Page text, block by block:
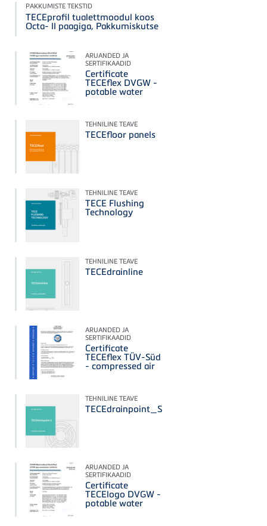
PAKKUMISTE TEKSTID
TECEprofil tualettmoodul koos
Octa- II paagiga, Pakkumiskutse
ARUANDED JA
SERTIFIKAADID
Certificate
TECEflex DVGW -
potable water
TEHNILINE TEAVE
TECEfloor panels
TEHNILINE TEAVE
TECE Flushing
Technology
TEHNILINE TEAVE
TECEdrainline
ARUANDED JA
SERTIFIKAADID
Certificate
TECEflex TÜV-Süd
- compressed air
TEHNILINE TEAVE
TECEdrainpoint_S
ARUANDED JA
SERTIFIKAADID
Certificate
TECElogo DVGW -
potable water